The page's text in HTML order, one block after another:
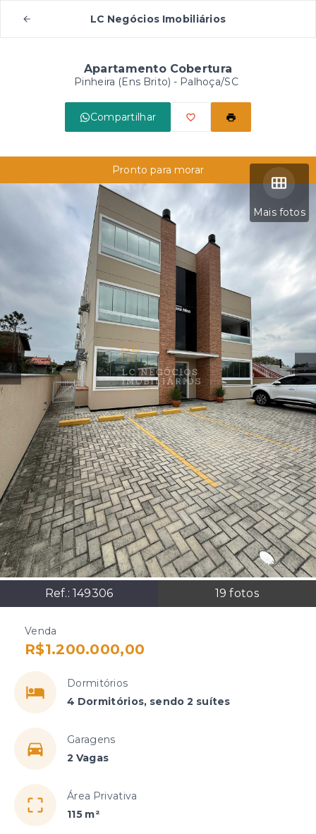
LC Negócios Imobiliários
Apartamento Cobertura
Pinheira (Ens Brito) - Palhoça/SC
Compartilhar
Mais fotos
Ref.: 149306 19 fotos
Pronto para morar
Venda
R$1.200.000,00
Dormitórios
4 Dormitórios, sendo 2 suítes
Garagens
2 Vagas
Área Privativa
115 m²